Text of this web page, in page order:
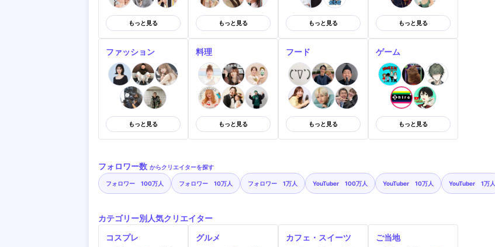
もっと見る もっと見る もっと見る もっと見る
ファッション
もっと見る
料理
もっと見る
フード
もっと見る
ゲーム
もっと見る
フォロワー数 からクリエイターを探す
フォロワー 100万人 フォロワー 10万人 フォロワー 1万人 YouTuber 100万人 YouTuber 10万人 YouTuber 1万人
カテゴリー別人気クリエイター
コスプレ
グルメ カフェ・スイーツ ご当地